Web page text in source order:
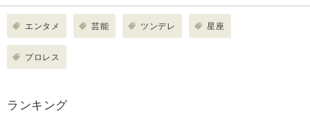
エンタメ 芸能 ツンデレ 星座
プロレス
ランキング